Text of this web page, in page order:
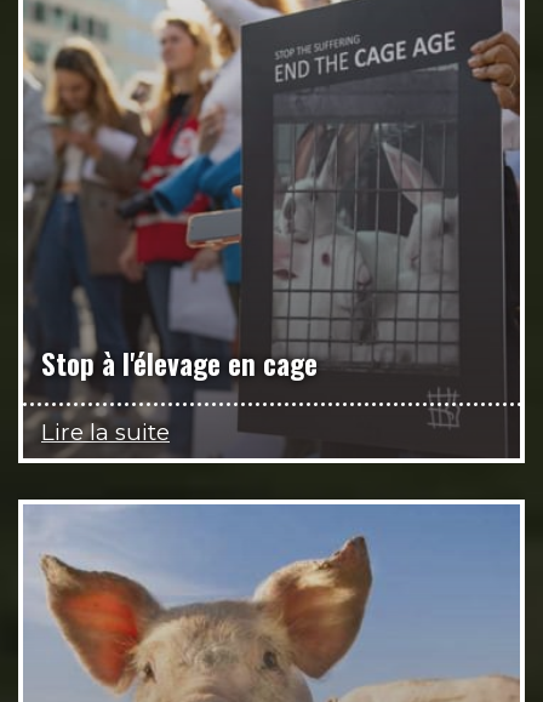
Stop à l'élevage en cage
Lire la suite